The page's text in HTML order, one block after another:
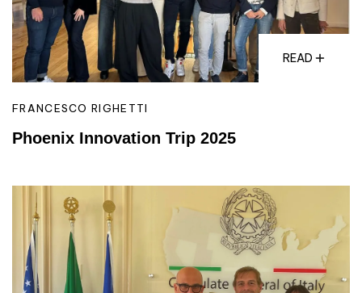
READ
FRANCESCO RIGHETTI
Phoenix Innovation Trip 2025